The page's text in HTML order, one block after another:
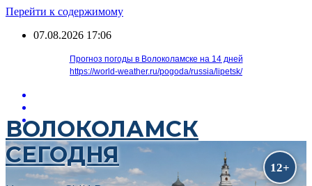
Перейти к содержимому
07.08.2026 17:06
Прогноз погоды в Волоколамске на 14 дней
https://world-weather.ru/pogoda/russia/lipetsk/
ВОЛОКОЛАМСК
СЕГОДНЯ